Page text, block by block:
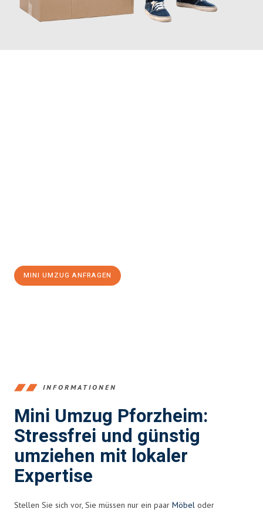
MINI UMZUG ANFRAGEN
INFORMATIONEN
Mini Umzug Pforzheim:
Stressfrei und günstig
umziehen mit lokaler
Expertise
Stellen Sie sich vor, Sie müssen nur ein paar Möbel oder